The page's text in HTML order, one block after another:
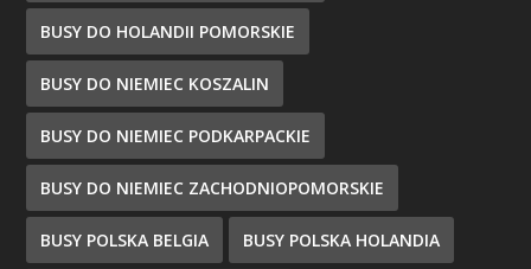
BUSY DO HOLANDII POMORSKIE
BUSY DO NIEMIEC KOSZALIN
BUSY DO NIEMIEC PODKARPACKIE
BUSY DO NIEMIEC ZACHODNIOPOMORSKIE
BUSY POLSKA BELGIA BUSY POLSKA HOLANDIA